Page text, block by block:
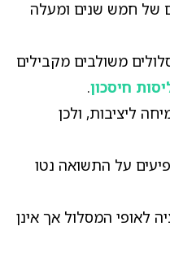
של חמש שנים ומעלה
משולבים מקבילים
חיסכון.
ליציבות, ולכן
על התשואה נטו
לאופי המסלול אך אינן